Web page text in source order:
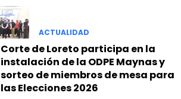
ACTUALIDAD
Corte de Loreto participa en la
instalación de la ODPE Maynas y
sorteo de miembros de mesa para
las Elecciones 2026